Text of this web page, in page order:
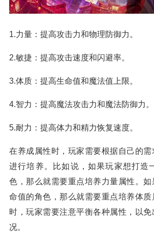
1.力量：提高攻击力和物理防御力。
2.敏捷：提高攻击速度和闪避率。
3.体质：提高生命值和魔法值上限。
4.智力：提高魔法攻击力和魔法防御力。
5.耐力：提高体力和精力恢复速度。
在养成属性时，玩家需要根据自己的
进行培养。比如说，如果玩家想打造
色，那么就需要重点培养力量属性。
命值的角色，那么就需要重点培养体
时，玩家需要注意平衡各种属性，以
况。